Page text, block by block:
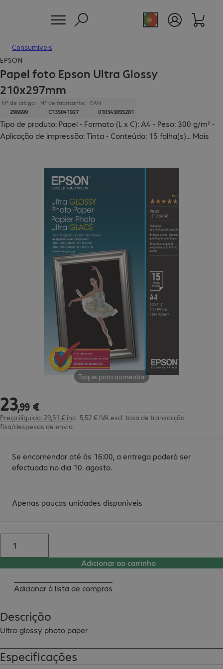
Consumíveis
Toque para aumentar
EPSON
Papel foto Epson Ultra Glossy
210x297mm
Nº de artigo:
296699
Nº de fabricante:
C13S041927
EAN
010343855281
Tipo de produto: Papel - Formato (L x C): A4 - Peso: 300 g/m² -
Aplicação de impressão: Tinta - Conteúdo: 15 folha(s)... Mais
23,99 €
23,99 €
Preço ilíquido: 29,51 € incl. 5,52 € IVA excl. taxa de transacção
fixa/despesas de envio
Se encomendar até às 16:00, a entrega poderá ser
efectuada no dia 10. agosto.
Apenas poucas unidades disponíveis
Adicionar ao carrinho
Adicionar à lista de compras
Descrição
Ultra-glossy photo paper
Especificações